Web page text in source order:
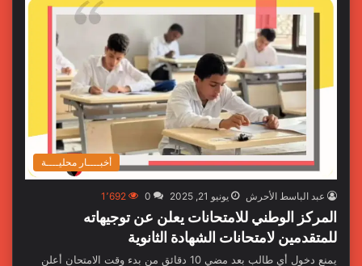
أخبــــار محليــــة
عبد الباسط الأحرش يونيو 21, 2025 0 1٬692
المركز الوطني للامتحانات يعلن عن توجيهاته
للمتقدمين لامتحانات الشهادة الثانوية
يمنع دخول أي طالب بعد مضي 10 دقائق من بدء وقت الامتحان أعلن